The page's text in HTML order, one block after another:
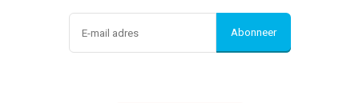
Abonneer